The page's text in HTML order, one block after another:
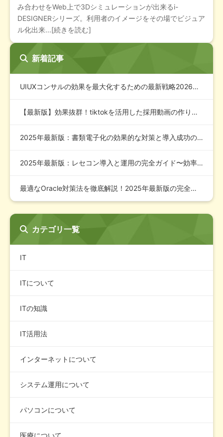
み合わせをWeb上で3Dシミュレーションが出来るi-
DESIGNERシリーズ。利用者のイメージをその場でビジュア
ル化出来...[続きを読む]
新着記事
UIUXコンサルの効果を最大化するための最新戦略2026年版
【最新版】効果抜群！tiktokを活用した採用動画の作り方と…
2025年最新版：書類電子化の効果的な対策と導入成功の秘訣
2025年最新版：レセコン導入と運用の完全ガイド〜効率化・コ…
最適なOracle対策法を徹底解説！2025年最新版の完全ガ…
カテゴリ一覧
IT
ITについて
ITの知識
IT活用法
インターネットについて
システム運用について
パソコンについて
医療について